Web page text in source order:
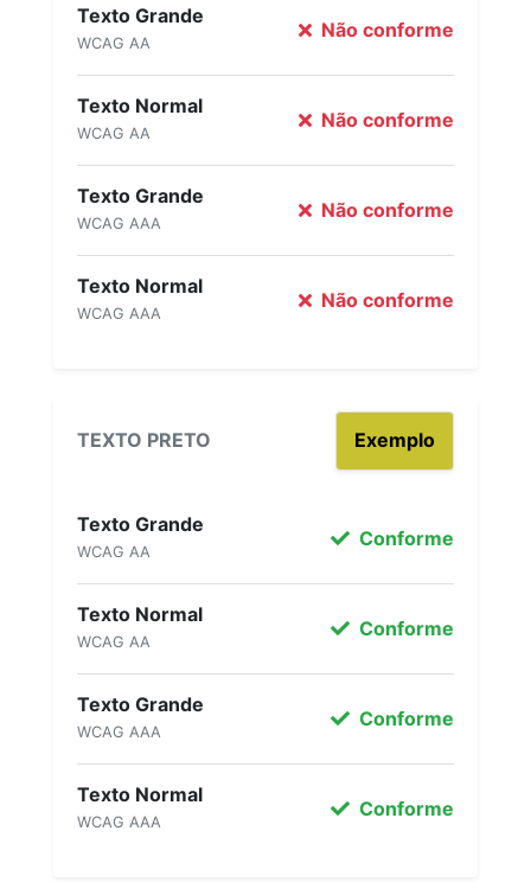
Texto Grande
WCAG AA
Não conforme
Texto Normal
WCAG AA
Não conforme
Texto Grande
WCAG AAA
Não conforme
Texto Normal
WCAG AAA
Não conforme
TEXTO PRETO Exemplo
Texto Grande
WCAG AA
Conforme
Texto Normal
WCAG AA
Conforme
Texto Grande
WCAG AAA
Conforme
Texto Normal
WCAG AAA
Conforme